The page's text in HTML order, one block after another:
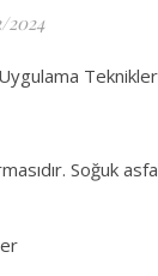
2024
Soğuk